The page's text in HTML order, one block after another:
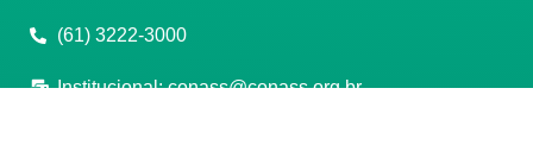
(61) 3222-3000
Institucional:conass@conass.org.br